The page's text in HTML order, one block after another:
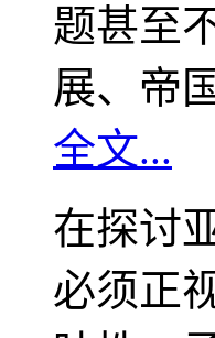
题甚至
展、帝
全文...
在探讨
必须正